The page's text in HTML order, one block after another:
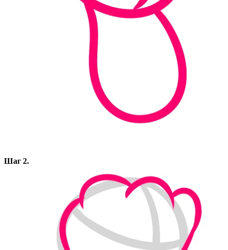
Шаг 2.